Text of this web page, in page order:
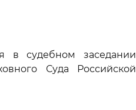
в судебном заседании
Суда Российской